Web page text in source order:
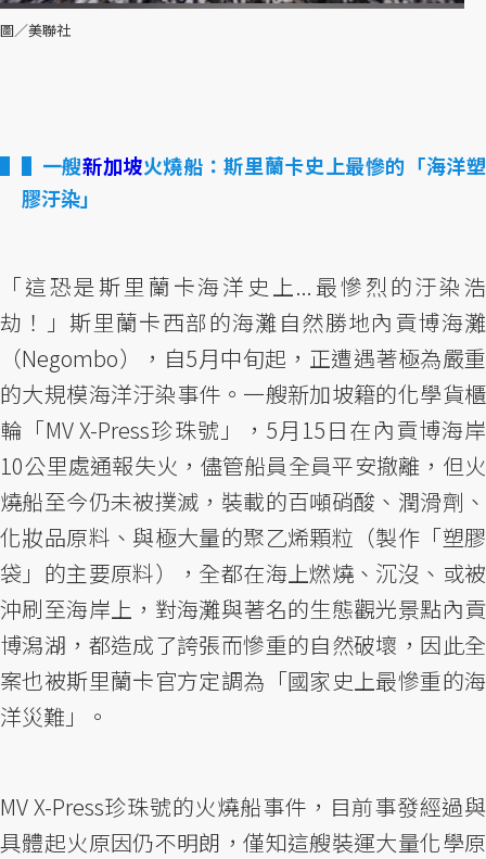
圖／美聯社
▌一艘新加坡火燒船：斯里蘭卡史上最慘的「海洋塑
膠汙染」
「這恐是斯里蘭卡海洋史上...最慘烈的汙染浩
劫！」斯里蘭卡西部的海灘自然勝地內貢博海灘
（Negombo），自5月中旬起，正遭遇著極為嚴重
的大規模海洋汙染事件。一艘新加坡籍的化學貨櫃
輪「MV X-Press珍珠號」，5月15日在內貢博海岸
10公里處通報失火，儘管船員全員平安撤離，但火
燒船至今仍未被撲滅，裝載的百噸硝酸、潤滑劑、
化妝品原料、與極大量的聚乙烯顆粒（製作「塑膠
袋」的主要原料），全都在海上燃燒、沉沒、或被
沖刷至海岸上，對海灘與著名的生態觀光景點內貢
博潟湖，都造成了誇張而慘重的自然破壞，因此全
案也被斯里蘭卡官方定調為「國家史上最慘重的海
洋災難」。
MV X-Press珍珠號的火燒船事件，目前事發經過與
具體起火原因仍不明朗，僅知這艘裝運大量化學原